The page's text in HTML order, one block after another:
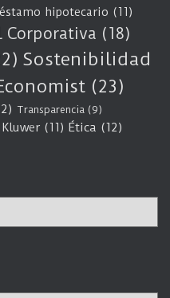
hipotecario (11)
Corporativa (18)
Sostenibilidad
(23)
Transparencia (9)
(11) Ética (12)